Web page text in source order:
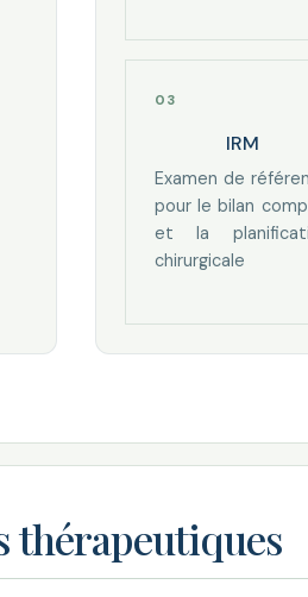
IRM
Examen de
pour le bilan
et la
chirurgicale
thérapeutiques